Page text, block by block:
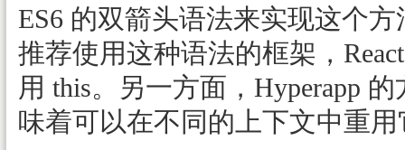
ES6 的双箭头语法来实现这个
推荐使用这种语法的框架，
用 this。另一方面，Hyperapp
味着可以在不同的上下文中重用